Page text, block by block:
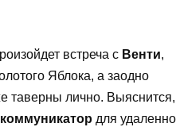
встреча с Венти,
Яблока, а заодно
таверны лично. Выяснится,
для